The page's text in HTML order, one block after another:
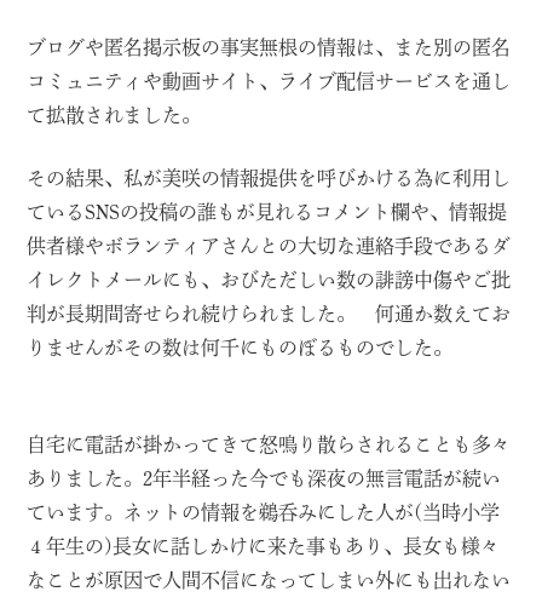
ブログや匿名掲示板の事実無根の情報は、また別の匿名
コミュニティや動画サイト、ライブ配信サービスを通し
て拡散されました。
その結果、私が美咲の情報提供を呼びかける為に利用し
ているSNSの投稿の誰もが見れるコメント欄や、情報提
供者様やボランティアさんとの大切な連絡手段であるダ
イレクトメールにも、おびただしい数の誹謗中傷やご批
判が長期間寄せられ続けられました。 何通か数えてお
りませんがその数は何千にものぼるものでした。
自宅に電話が掛かってきて怒鳴り散らされることも多々
ありました。2年半経った今でも深夜の無言電話が続い
ています。ネットの情報を鵜呑みにした人が(当時小学
４年生の)長女に話しかけに来た事もあり、長女も様々
なことが原因で人間不信になってしまい外にも出れない